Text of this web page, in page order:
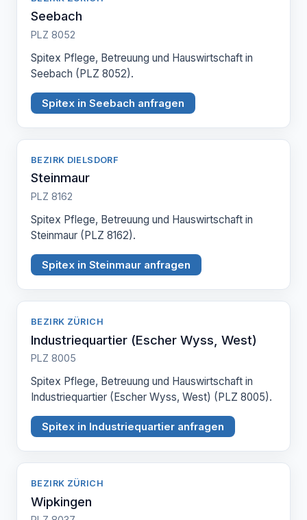
Seebach
PLZ 8052
Spitex Pflege, Betreuung und Hauswirtschaft in
Seebach (PLZ 8052).
Spitex in Seebach anfragen
BEZIRK DIELSDORF
Steinmaur
PLZ 8162
Spitex Pflege, Betreuung und Hauswirtschaft in
Steinmaur (PLZ 8162).
Spitex in Steinmaur anfragen
BEZIRK ZÜRICH
Industriequartier (Escher Wyss, West)
PLZ 8005
Spitex Pflege, Betreuung und Hauswirtschaft in
Industriequartier (Escher Wyss, West) (PLZ 8005).
Spitex in Industriequartier anfragen
BEZIRK ZÜRICH
Wipkingen